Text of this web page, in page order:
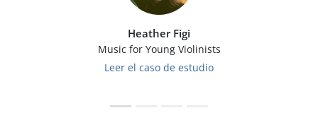
Heather Figi
Music for Young Violinists
Leer el caso de estudio